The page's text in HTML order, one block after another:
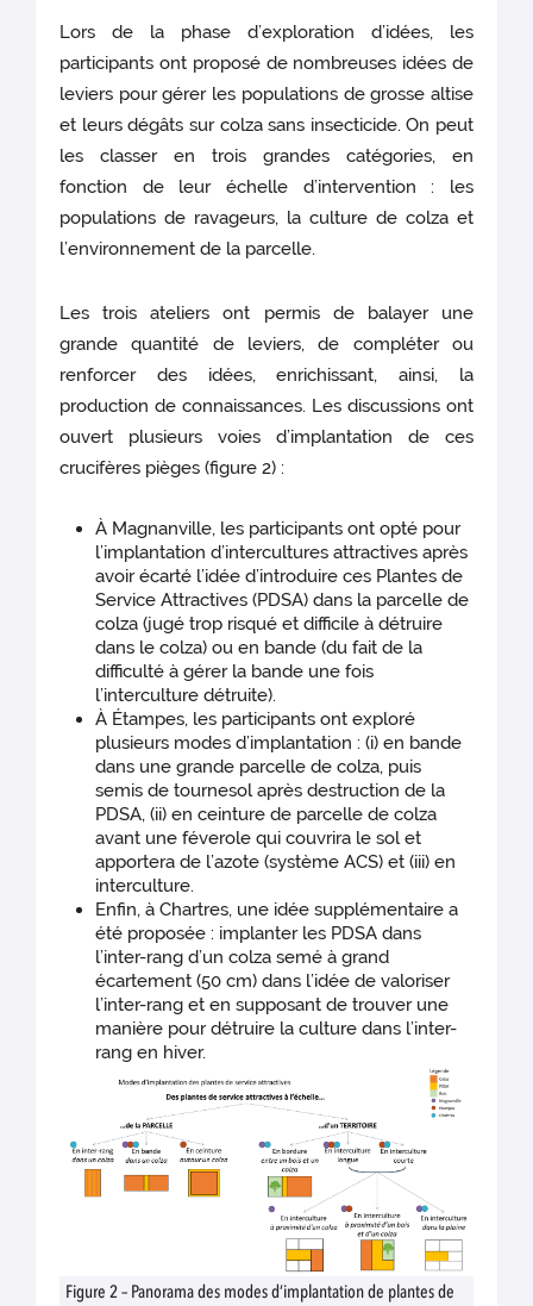
Lors de la phase d’exploration d’idées, les
participants ont proposé de nombreuses idées de
leviers pour gérer les populations de grosse altise
et leurs dégâts sur colza sans insecticide. On peut
les classer en trois grandes catégories, en
fonction de leur échelle d’intervention : les
populations de ravageurs, la culture de colza et
l’environnement de la parcelle.
Les trois ateliers ont permis de balayer une
grande quantité de leviers, de compléter ou
renforcer des idées, enrichissant, ainsi, la
production de connaissances. Les discussions ont
ouvert plusieurs voies d’implantation de ces
crucifères pièges (figure 2) :
À Magnanville, les participants ont opté pour
l’implantation d’intercultures attractives après
avoir écarté l’idée d’introduire ces Plantes de
Service Attractives (PDSA) dans la parcelle de
colza (jugé trop risqué et difficile à détruire
dans le colza) ou en bande (du fait de la
difficulté à gérer la bande une fois
l’interculture détruite).
À Étampes, les participants ont exploré
plusieurs modes d’implantation : (i) en bande
dans une grande parcelle de colza, puis
semis de tournesol après destruction de la
PDSA, (ii) en ceinture de parcelle de colza
avant une féverole qui couvrira le sol et
apportera de l’azote (système ACS) et (iii) en
interculture.
Enfin, à Chartres, une idée supplémentaire a
été proposée : implanter les PDSA dans
l’inter-rang d’un colza semé à grand
écartement (50 cm) dans l’idée de valoriser
l’inter-rang et en supposant de trouver une
manière pour détruire la culture dans l’inter-
rang en hiver.
Figure 2 – Panorama des modes d’implantation de plantes de